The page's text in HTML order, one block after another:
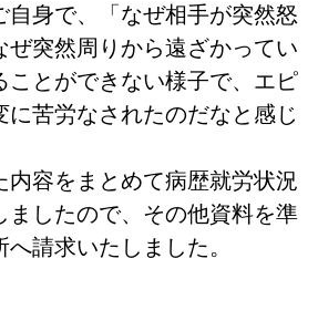
自身で、「なぜ相手が突然怒
ぜ突然周りから遠ざかってい
ことができない様子で、エピ
に苦労なされたのだなと感じ
容をまとめて病歴就労状況
ましたので、その他資料を準
請求いたしました。